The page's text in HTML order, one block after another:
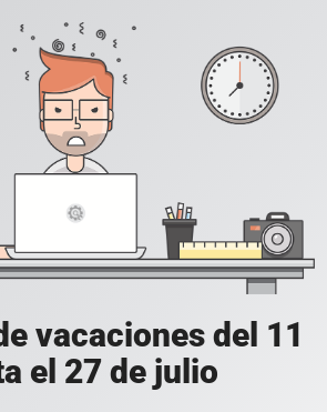
vacaciones del 11
el 27 de julio